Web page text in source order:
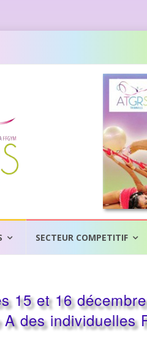
SECTEUR COMPETITIF
15 et 16
A des individuelles